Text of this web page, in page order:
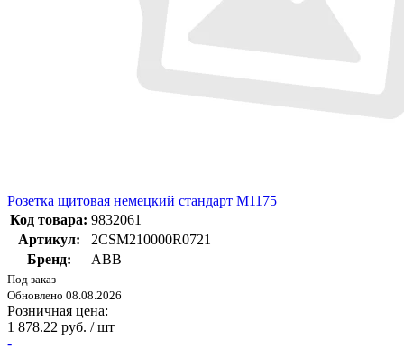
Розетка щитовая немецкий стандарт M1175
Код товара: 9832061
Артикул:
2CSM210000R0721
Бренд:
ABB
Под заказ
Обновлено 08.08.2026
Розничная цена:
1 878.22 руб. / шт
-